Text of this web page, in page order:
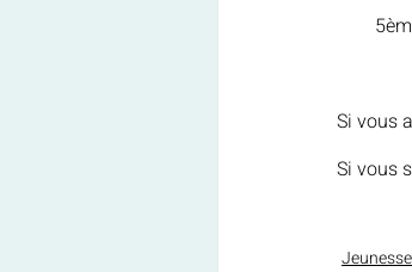
Si vous
Si vous
Jeunesse